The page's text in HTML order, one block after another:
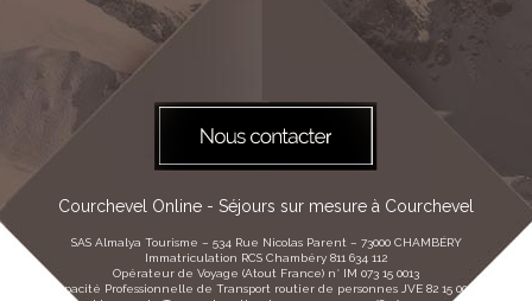
Courchevel Online - Séjours sur mesure à Courchevel
SAS Almalya Tourisme – 534 Rue Nicolas Parent – 73000 CHAMBÉRY
Immatriculation RCS Chambéry 811 634 112
Opérateur de Voyage (Atout France) n° IM 073 15 0013
Capacité Professionnelle de Transport routier de personnes JVE 82 15 00131